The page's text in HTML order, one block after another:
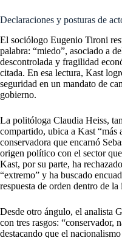
Declaraciones y posturas de
El sociólogo Eugenio Tironi
palabra: “miedo”, asociado a
descontrolada y fragilidad
citada. En esa lectura, Kast
seguridad en un mandato de
gobierno.
La politóloga Claudia Heiss,
compartido, ubica a Kast “más
conservadora que encarnó
origen político con el sector
Kast, por su parte, ha
“extremo” y ha buscado
respuesta de orden dentro de
Desde otro ángulo, el analista
con tres rasgos: “conservador,
destacando que el